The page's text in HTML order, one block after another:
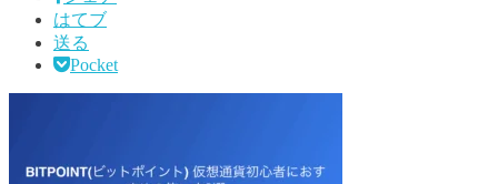
はてブ
送る
Pocket